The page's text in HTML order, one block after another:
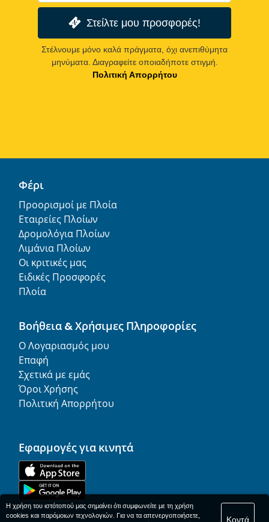
Στείλτε μου προσφορές!
Στέλνουμε μόνο καλά πράγματα, όχι ανεπιθύμητα
μηνύματα. Διαγραφείτε οποιαδήποτε στιγμή.
Πολιτική Απορρήτου
Φέρι
Προορισμοί με Πλοία
Εταιρείες Πλοίων
Δρομολόγια Πλοίων
Λιμάνια Πλοίων
Οι κριτικές μας
Ειδικές Προσφορές
Πλοία
Βοήθεια & Χρήσιμες Πληροφορίες
Ο Λογαριασμός μου
Επαφή
Σχετικά με εμάς
Όροι Χρήσης
Πολιτική Απορρήτου
Εφαρμογές για κινητά
Η χρήση του ιστότοπού μας σημαίνει ότι συμφωνείτε με τη χρήση
cookies και παρόμοιων τεχνολογιών. Για να τα απενεργοποιήσετε,
Κοντά